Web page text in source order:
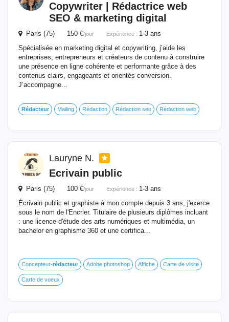
Copywriter | Rédactrice web
SEO & marketing digital
Paris (75) 150 €/jour Expérience : 1-3 ans
Spécialisée en marketing digital et copywriting, j’aide les
entreprises, entrepreneurs et créateurs de contenu à construire
une présence en ligne cohérente et performante grâce à des
contenus clairs, engageants et orientés conversion.
J’accompagne...
Rédacteur Mailing Rédaction Rédaction seo Rédaction web
Lauryne N.
Ecrivain public
Paris (75) 100 €/jour Expérience : 1-3 ans
Écrivain public et graphiste à mon compte depuis 3 ans, j'exerce
sous le nom de l'Encrier. Titulaire de plusieurs diplômes incluant
: une licence d'étude des arts numériques et multimédia, un
bachelor en graphisme 360 et une certifica...
Concepteur-rédacteur Adobe photoshop Affiche Carte de visite
Carte de voeux